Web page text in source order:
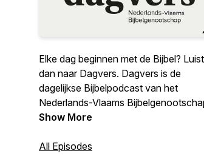
Elke dag beginnen met de Bijbel?
dan naar Dagvers. Dagvers is de
dagelijkse Bijbelpodcast van het
Nederlands-Vlaams
Krijg Bijbelse inspiratie en een vraag of
de Bijbel echt dichtbij!
Show More
All Episodes